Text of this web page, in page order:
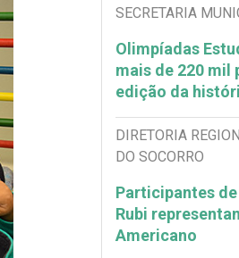
SECRETARIA
Olimpíadas
mais de 220 mil
edição da
DIRETORIA
DO SOCORRO
Participantes
Rubi
Americano